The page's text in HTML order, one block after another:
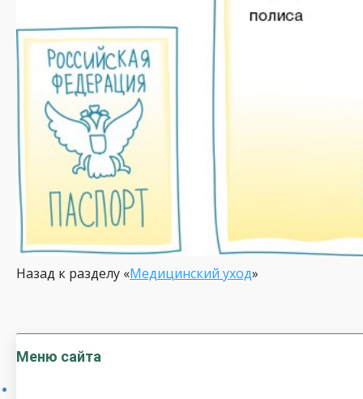
Назад к разделу «Медицинский уход»
Меню сайта